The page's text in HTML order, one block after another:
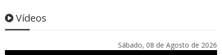
Vídeos
Sábado, 08 de Agosto de 2026